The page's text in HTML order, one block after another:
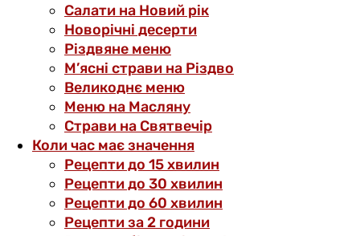
Салати на Новий рік
Новорічні десерти
Різдвяне меню
М’ясні страви на Різдво
Великоднє меню
Меню на Масляну
Страви на Святвечір
Коли час має значення
Рецепти до 15 хвилин
Рецепти до 30 хвилин
Рецепти до 60 хвилин
Рецепти за 2 години